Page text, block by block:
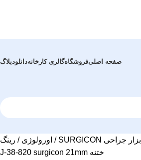
صفحه اصلیفروشگاهگالری کارخانهدانلودبلاگ
ابزار جراحی SURGICON اورولوژی رینگ
ختنه J-38-820 surgicon 21mm